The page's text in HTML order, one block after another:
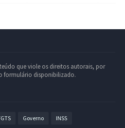
que viole os direitos autorais, por
formulário disponibilizado.
Governo INSS